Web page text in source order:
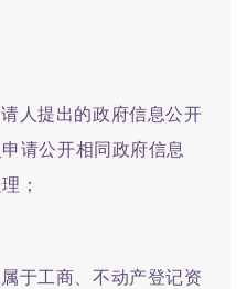
人提出的政府信息公开
请公开相同政府信息
；
于工商、不动产登记资